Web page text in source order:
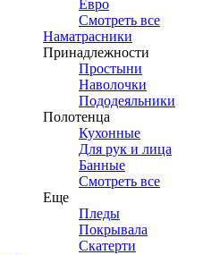
Евро
Смотреть все
Наматрасники
Принадлежности
Простыни
Наволочки
Пододеяльники
Полотенца
Кухонные
Для рук и лица
Банные
Смотреть все
Еще
Пледы
Покрывала
Скатерти